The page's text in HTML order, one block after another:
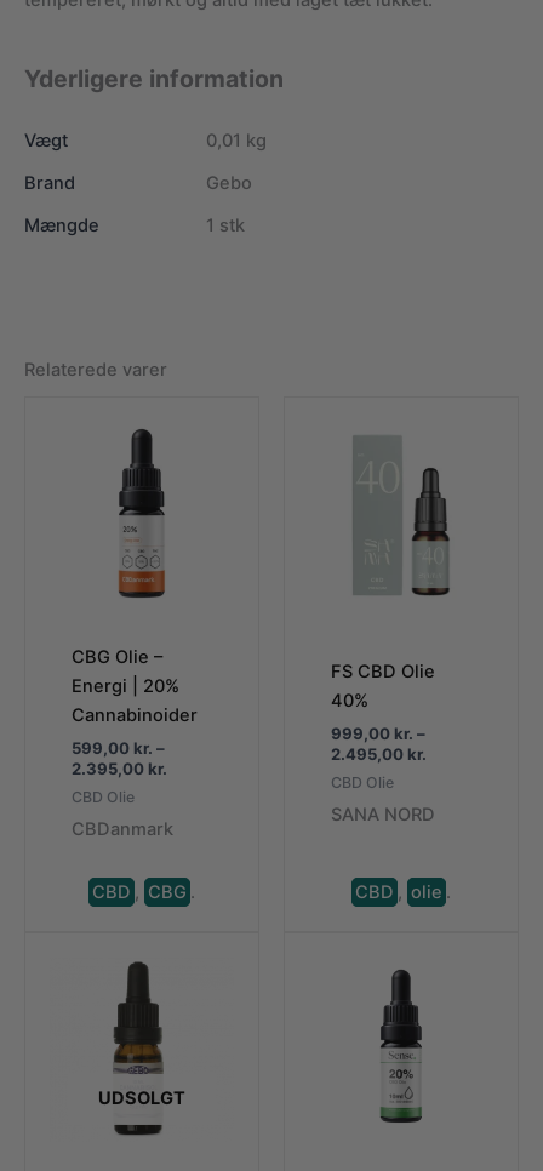
Yderligere information
Vægt
0,01 kg
Brand
Gebo
Mængde
1 stk
Relaterede varer
CBG Olie –
Energi | 20%
Cannabinoider
599,00 kr. –
2.395,00 kr.Prisinterval:
2.395,00 kr.
CBD Olie
CBDanmark
CBD , CBG .
FS CBD Olie
40%
999,00 kr. –
2.495,00 kr.Prisinterval:
2.495,00 kr.
CBD Olie
SANA NORD
CBD , olie .
UDSOLGT